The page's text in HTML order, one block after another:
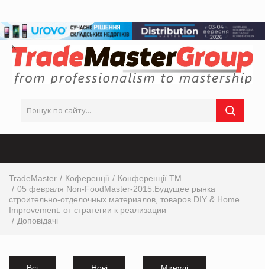
TradeMaster Коференції
Конференції ТМ
05 февраля Non-FoodMaster-2015.Будущее рынка
строительно-отделочных материалов, товаров DIY & Home
Improvement: от стратегии к реализации
Доповідачі